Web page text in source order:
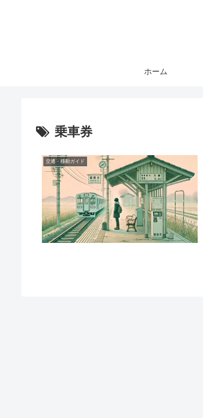
ホーム
乗車券
交通・移動ガイド